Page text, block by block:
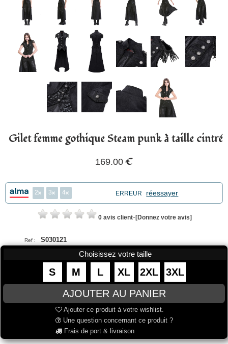
Gilet femme gothique Steam punk à taille cintré
169.00 €
2 3 4 ERREUR réessayer
0 avis client-[Donnez votre avis]
Ref : S030121
Choisissez votre taille
S M L XL 2XL 3XL
Ajouter ce produit à votre wishlist.
Une question concernant ce produit ?
Frais de port & livraison